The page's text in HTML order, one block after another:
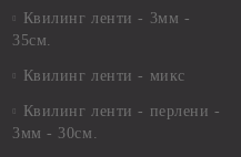
Квилинг ленти - 3мм -
35см.
Квилинг ленти - микс
Квилинг ленти - перлени -
3мм - 30см.